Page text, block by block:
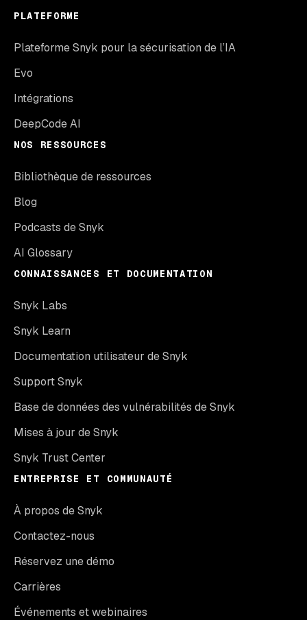
PLATEFORME
Plateforme Snyk pour la sécurisation de l’IA
Evo
Intégrations
DeepCode AI
NOS RESSOURCES
Bibliothèque de ressources
Blog
Podcasts de Snyk
AI Glossary
CONNAISSANCES ET DOCUMENTATION
Snyk Labs
Snyk Learn
Documentation utilisateur de Snyk
Support Snyk
Base de données des vulnérabilités de Snyk
Mises à jour de Snyk
Snyk Trust Center
ENTREPRISE ET COMMUNAUTÉ
À propos de Snyk
Contactez-nous
Réservez une démo
Carrières
Événements et webinaires